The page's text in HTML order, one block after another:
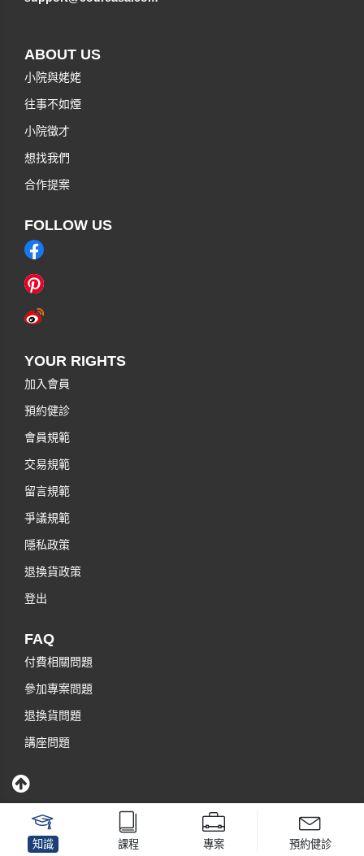
ABOUT US
小院與姥姥
往事不如煙
小院徵才
想找我們
合作提案
FOLLOW US
YOUR RIGHTS
加入會員
預約健診
會員規範
交易規範
留言規範
爭議規範
隱私政策
退換貨政策
登出
FAQ
付費相關問題
參加專案問題
退換貨問題
講座問題
知識 課程 專案 預約健診